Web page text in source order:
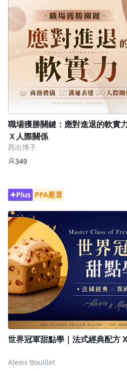
職場獲勝關鍵：應對進退的軟實
Ｘ人際關係
西出博子
349
Plus PPA嚴選
世界冠軍甜點學｜法式經典配方
Alexis Bouillet